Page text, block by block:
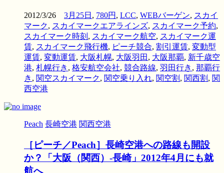
2012/3/26 3月25日 , 780円 , LCC, WEBバーゲン, スカイ
マーク, スカイマークエアラインズ, スカイマーク予約,
スカイマーク時刻 , スカイマーク航空, スカイマーク運
賃, スカイマーク飛行機, ピーチ競合, 割引運賃, 変動型
運賃, 変動運賃, 大阪札幌, 大阪羽田 , 大阪那覇, 新千歳空
港, 札幌行き , 格安航空会社, 競合路線, 羽田行き , 那覇行
き , 関空スカイマーク, 関空乗り入れ, 関空割 , 関西割 , 関
西空港
Peach 長崎空港 関西空港
［ピーチ／Peach］長崎空港への路線も開設
か？「大阪（関西）‐長崎」2012年4月にも就